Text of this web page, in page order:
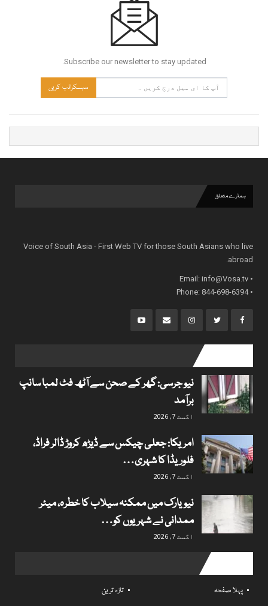
Subscribe our newsletter to stay updated.
سبسکرائب کریں
ہمارے متعلق
Voice of South Asia - First Web TV for those South Asians who live
abroad.
• Email:
info@Vosa.tv
• Phone: 844-698-6394
نیو جرسی: گھر کے صحن سے آٹھ فٹ لمبا سانپ
برآمد
اگست 7, 2026
امریکا: جعلی چیکس سے ڈیڑھ کروڑ ڈالر فراڈ،
فلوریڈا کا شہری…
اگست 7, 2026
نیویارک میں ممکنہ سیلاب کا خطرہ، میئر
ممدانی نے شہریوں کو…
اگست 7, 2026
پہلا صفحہ تازہ ترین